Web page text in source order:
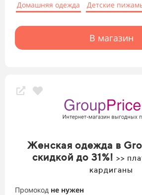
Домашняя одежда
Детские
В магазин
Женская одежда в
скидкой до 31%! >>
кардиганы
Промокод не нужен